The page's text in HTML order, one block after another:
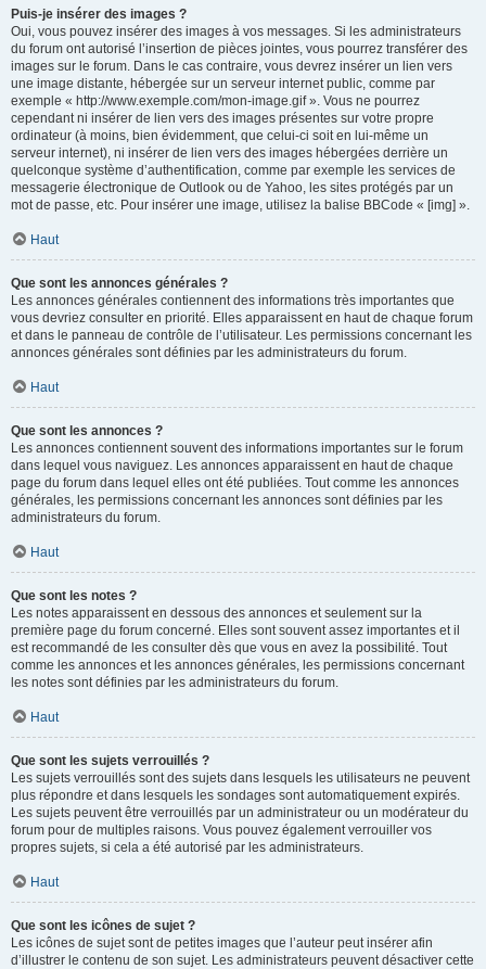
Puis-je insérer des images ?
Oui, vous pouvez insérer des images à vos messages. Si les administrateurs
du forum ont autorisé l’insertion de pièces jointes, vous pourrez transférer des
images sur le forum. Dans le cas contraire, vous devrez insérer un lien vers
une image distante, hébergée sur un serveur internet public, comme par
exemple « http://www.exemple.com/mon-image.gif ». Vous ne pourrez
cependant ni insérer de lien vers des images présentes sur votre propre
ordinateur (à moins, bien évidemment, que celui-ci soit en lui-même un
serveur internet), ni insérer de lien vers des images hébergées derrière un
quelconque système d’authentification, comme par exemple les services de
messagerie électronique de Outlook ou de Yahoo, les sites protégés par un
mot de passe, etc. Pour insérer une image, utilisez la balise BBCode « [img] ».
Haut
Que sont les annonces générales ?
Les annonces générales contiennent des informations très importantes que
vous devriez consulter en priorité. Elles apparaissent en haut de chaque forum
et dans le panneau de contrôle de l’utilisateur. Les permissions concernant les
annonces générales sont définies par les administrateurs du forum.
Haut
Que sont les annonces ?
Les annonces contiennent souvent des informations importantes sur le forum
dans lequel vous naviguez. Les annonces apparaissent en haut de chaque
page du forum dans lequel elles ont été publiées. Tout comme les annonces
générales, les permissions concernant les annonces sont définies par les
administrateurs du forum.
Haut
Que sont les notes ?
Les notes apparaissent en dessous des annonces et seulement sur la
première page du forum concerné. Elles sont souvent assez importantes et il
est recommandé de les consulter dès que vous en avez la possibilité. Tout
comme les annonces et les annonces générales, les permissions concernant
les notes sont définies par les administrateurs du forum.
Haut
Que sont les sujets verrouillés ?
Les sujets verrouillés sont des sujets dans lesquels les utilisateurs ne peuvent
plus répondre et dans lesquels les sondages sont automatiquement expirés.
Les sujets peuvent être verrouillés par un administrateur ou un modérateur du
forum pour de multiples raisons. Vous pouvez également verrouiller vos
propres sujets, si cela a été autorisé par les administrateurs.
Haut
Que sont les icônes de sujet ?
Les icônes de sujet sont de petites images que l’auteur peut insérer afin
d’illustrer le contenu de son sujet. Les administrateurs peuvent désactiver cette